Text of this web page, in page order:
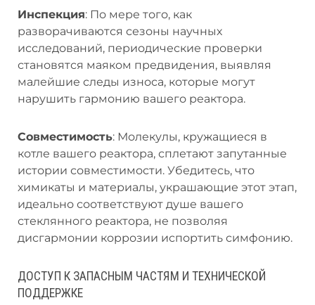
Инспекция: По мере того, как
разворачиваются сезоны научных
исследований, периодические проверки
становятся маяком предвидения, выявляя
малейшие следы износа, которые могут
нарушить гармонию вашего реактора.
Совместимость: Молекулы, кружащиеся в
котле вашего реактора, сплетают запутанные
истории совместимости. Убедитесь, что
химикаты и материалы, украшающие этот этап,
идеально соответствуют душе вашего
стеклянного реактора, не позволяя
дисгармонии коррозии испортить симфонию.
ДОСТУП К ЗАПАСНЫМ ЧАСТЯМ И ТЕХНИЧЕСКОЙ
ПОДДЕРЖКЕ